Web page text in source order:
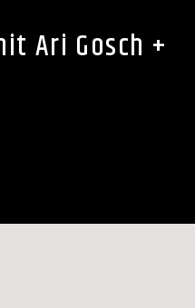
Ari Gosch +